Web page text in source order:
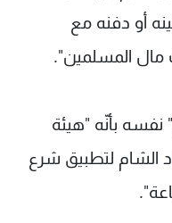
أو دفنه مع
مال المسلمين".
بأنّه "هيئة
الشام لتطبيق شرع